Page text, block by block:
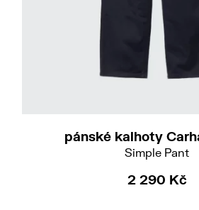
pánské kalhoty
Simple Pant
2 290 Kč